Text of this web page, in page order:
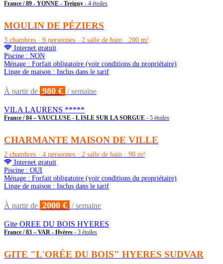
France / 89 - YONNE - Treigny - 4 étoiles
MOULIN DE PÉZIERS
3 chambres · 9 personnes · 2 salle de bain · 200 m²
Internet gratuit
Piscine : NON
Ménage : Forfait obligatoire (voir conditions du propriétaire)
Linge de maison : Inclus dans le tarif
À partir de 980 € / semaine
VILA LAURENS *****
France / 84 – VAUCLUSE - L ISLE SUR LA SORGUE - 5 étoiles
CHARMANTE MAISON DE VILLE
2 chambres · 4 personnes · 2 salle de bain · 90 m²
Internet gratuit
Piscine : OUI
Ménage : Forfait obligatoire (voir conditions du propriétaire)
Linge de maison : Inclus dans le tarif
À partir de 2000 € / semaine
Gite OREE DU BOIS HYERES
France / 83 – VAR - Hyères - 3 étoiles
GITE "L'ORÉE DU BOIS" HYERES SUDVAR